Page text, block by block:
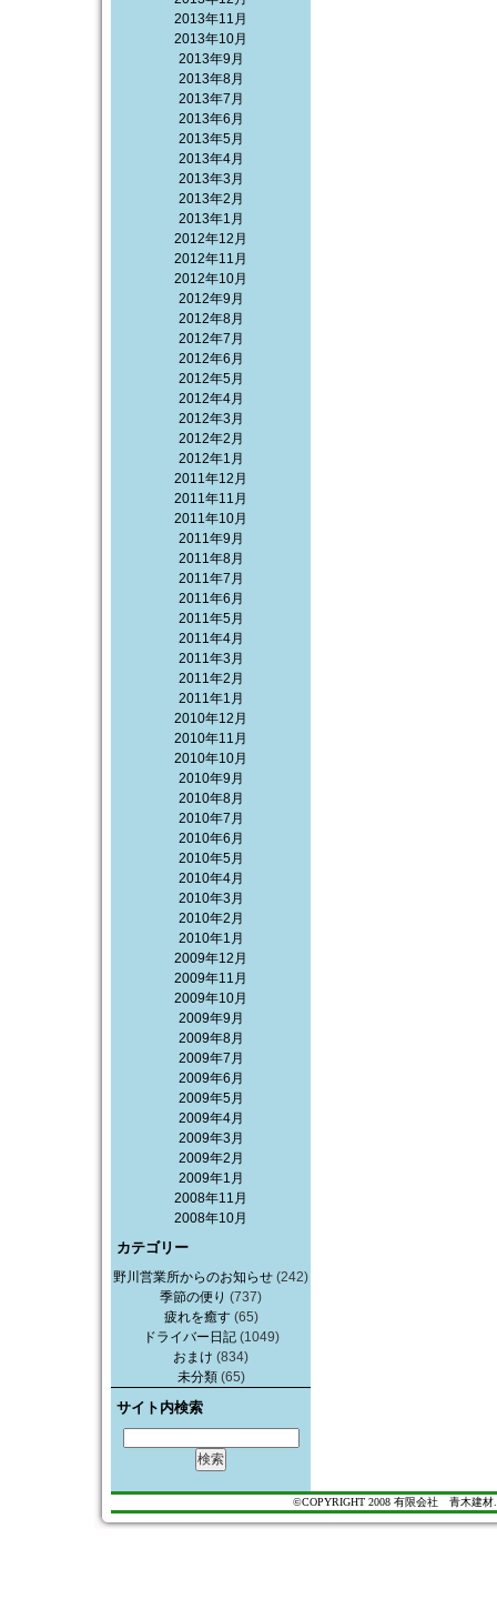
2013年11月
2013年10月
2013年9月
2013年8月
2013年7月
2013年6月
2013年5月
2013年4月
2013年3月
2013年2月
2013年1月
2012年12月
2012年11月
2012年10月
2012年9月
2012年8月
2012年7月
2012年6月
2012年5月
2012年4月
2012年3月
2012年2月
2012年1月
2011年12月
2011年11月
2011年10月
2011年9月
2011年8月
2011年7月
2011年6月
2011年5月
2011年4月
2011年3月
2011年2月
2011年1月
2010年12月
2010年11月
2010年10月
2010年9月
2010年8月
2010年7月
2010年6月
2010年5月
2010年4月
2010年3月
2010年2月
2010年1月
2009年12月
2009年11月
2009年10月
2009年9月
2009年8月
2009年7月
2009年6月
2009年5月
2009年4月
2009年3月
2009年2月
2009年1月
2008年11月
2008年10月
カテゴリー
野川営業所からのお知らせ (242)
季節の便り (737)
疲れを癒す(65)
ドライバー日記(1049)
おまけ (834)
未分類(65)
サイト内検索
©COPYRIGHT 2008 有限会社 青木建材.